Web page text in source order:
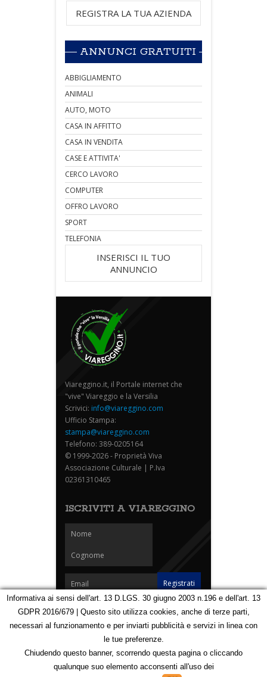
REGISTRA LA TUA AZIENDA
ANNUNCI GRATUITI
ABBIGLIAMENTO
ANIMALI
AUTO, MOTO
CASA IN AFFITTO
CASA IN VENDITA
CASE E ATTIVITA'
CERCO LAVORO
COMPUTER
OFFRO LAVORO
SPORT
TELEFONIA
INSERISCI IL TUO
ANNUNCIO
Viareggino.it, il Portale internet che
"vive" Viareggio e la Versilia
Scrivici: info@viareggino.com
Ufficio Stampa:
stampa@viareggino.com
Telefono: 389-0205164
© 1999-2026 - Proprietà Viva
Associazione Culturale | P.Iva
02361310465
ISCRIVITI A VIAREGGINO
Homepage Notizie Speciali Eventi Foto Carnevale
Partners
Contatti
Mappa
Informativa ai sensi dell'art. 13 D.LGS. 30 giugno 2003 n.196 e dell'art. 13
GDPR 2016/679 | Questo sito utilizza cookies, anche di terze parti,
necessari al funzionamento e per inviarti pubblicità e servizi in linea con
le tue preferenze.
Chiudendo questo banner, scorrendo questa pagina o cliccando
qualunque suo elemento acconsenti all'uso dei